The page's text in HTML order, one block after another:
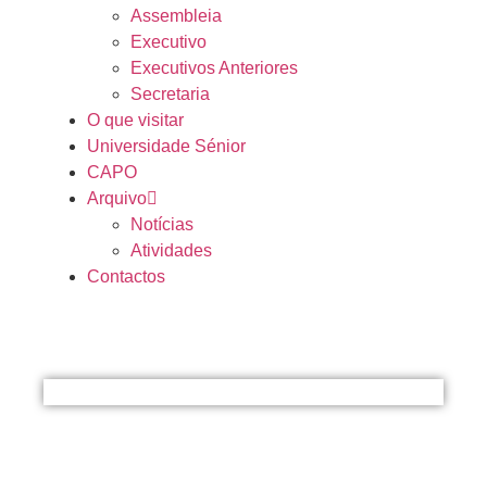
Assembleia
Executivo
Executivos Anteriores
Secretaria
O que visitar
Universidade Sénior
CAPO
Arquivo
Notícias
Atividades
Contactos